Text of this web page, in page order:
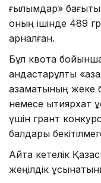
ғылымдар» бағыты
оның ішінде 489
арналған.
Бұл квота
қандастарұлты
азаматының жеке
немесе ықтиярхат
үшін грант
балдары
Айта кетелік
жеңілдік